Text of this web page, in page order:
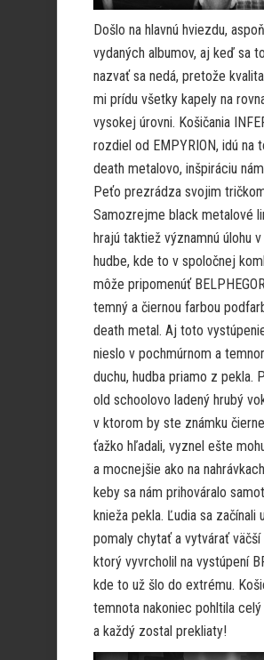
Došlo na hlavnú hviezdu,
vydaných albumov, aj keď sa
nazvať sa nedá, pretože
mi prídu všetky kapely na
vysokej úrovni. Košičania
rozdiel od EMPYRION, idú na
death metalovo, inšpiráciu
Peťo prezrádza svojim
Samozrejme black metalové
hrajú taktiež významnú úlohu v
hudbe, kde to v spoločnej
môže pripomenúť
temný a čiernou farbou
death metal. Aj toto
nieslo v pochmúrnom a
duchu, hudba priamo z pekla.
old schoolovo ladený hrubý
v ktorom by ste známku
ťažko hľadali, vyznel ešte
a mocnejšie ako na
keby sa nám prihováralo
knieža pekla. Ľudia sa začínali
pomaly chytať a vytvárať väčší
ktorý vyvrcholil na vystúpení
kde to už šlo do extrému.
temnota nakoniec pohltila celý
a každý zostal prekliaty!